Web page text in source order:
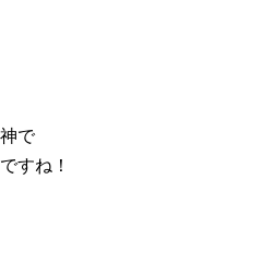
で
すね！